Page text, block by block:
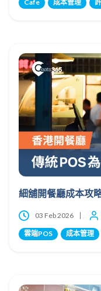
Cafe 成本管理
細舖開餐廳成本攻
03 Feb 2026
雲端POS 成本管理